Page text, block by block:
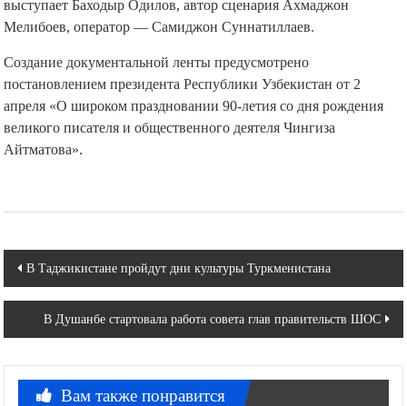
выступает Баходыр Одилов, автор сценария Ахмаджон
Мелибоев, оператор — Самиджон Суннатиллаев.
Создание документальной ленты предусмотрено
постановлением президента Республики Узбекистан от 2
апреля «О широком праздновании 90-летия со дня рождения
великого писателя и общественного деятеля Чингиза
Айтматова».
Навигация
по
записям
В Таджикистане пройдут дни культуры Туркменистана
В Душанбе стартовала работа совета глав правительств ШОС
Вам также понравится